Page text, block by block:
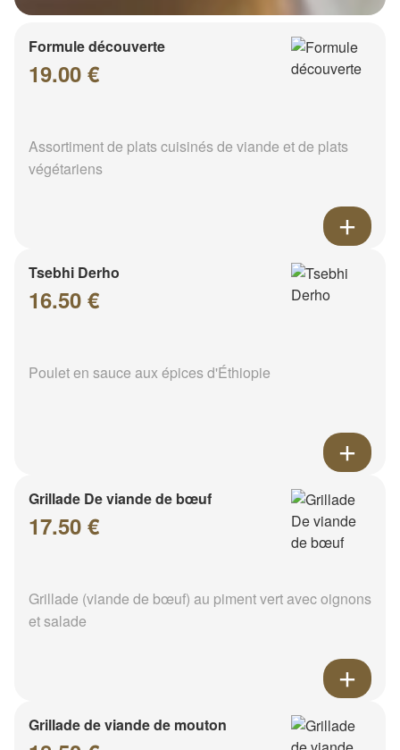
Formule découverte
19.00 €
Assortiment de plats cuisinés de viande et de plats
végétariens
Tsebhi Derho
16.50 €
Poulet en sauce aux épices d'Éthiopie
Grillade De viande de bœuf
17.50 €
Grillade (viande de bœuf) au piment vert avec oignons
et salade
Grillade de viande de mouton